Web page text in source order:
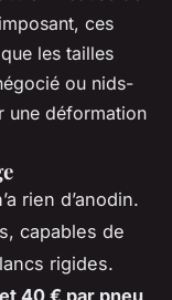
ces
les tailles
ou nids-
une déformation
rien d’anodin.
capables de
rigides.
40 € par pneu.